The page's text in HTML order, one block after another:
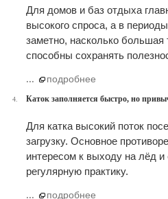
Для домов и баз отдыха
высокого спроса, а в
заметно, насколько большая
способны сохранять
... подробнее
4. Каток заполняется быстро, но
Для катка высокий поток
загрузку. Основное
интересом к выходу на лёд
регулярную практику.
... подробнее